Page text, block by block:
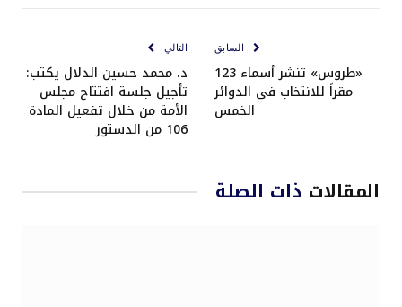
السابق
«طروس» تنشر أسماء 123
مقراً للانتخاب في الدوائر
الخمس
التالي
د. محمد حسين الدلال يكتب:
تأجيل جلسة افتتاح مجلس
الأمة من خلال تفعيل المادة
106 من الدستور
المقالات ذات الصلة